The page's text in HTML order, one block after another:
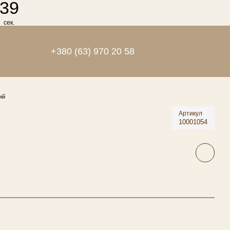
39
сек.
+380 (63) 970 20 58
Артикул
10001054